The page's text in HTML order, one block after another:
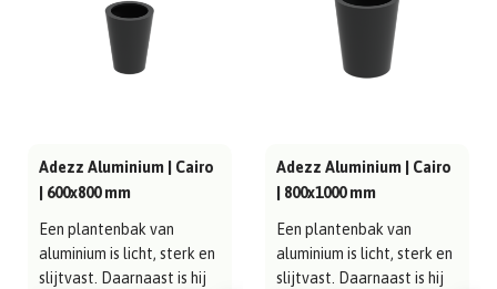
Adezz Aluminium | Cairo
| 600x800 mm
Een plantenbak van
aluminium is licht, sterk en
slijtvast. Daarnaast is hij
Adezz Aluminium | Cairo
| 800x1000 mm
Een plantenbak van
aluminium is licht, sterk en
slijtvast. Daarnaast is hij